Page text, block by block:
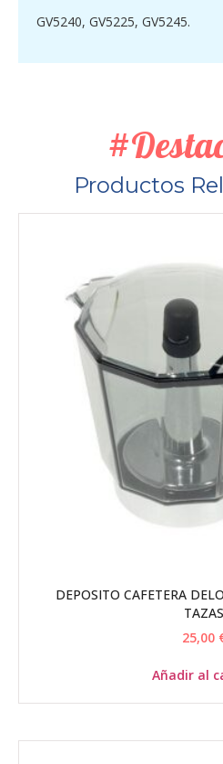
GV5240, GV5225, GV5245.
Productos
DEPOSITO CAFETERA
TAZAS
25,00
Añadir al